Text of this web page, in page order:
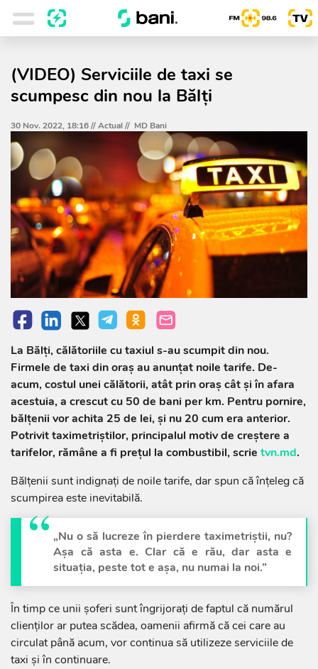
(VIDEO) Serviciile de taxi se
scumpesc din nou la Bălți
30 Nov. 2022, 18:16 //Actual// MD Bani
La Bălți, călătoriile cu taxiul s-au scumpit din nou.
Firmele de taxi din oraș au anunțat noile tarife. De-
acum, costul unei călătorii, atât prin oraș cât și în afara
acestuia, a crescut cu 50 de bani per km. Pentru pornire,
bălțenii vor achita 25 de lei, și nu 20 cum era anterior.
Potrivit taximetriștilor, principalul motiv de creștere a
tarifelor, rămâne a fi prețul la combustibil, scrie tvn.md.
Bălțenii sunt indignați de noile tarife, dar spun că înțeleg că
scumpirea este inevitabilă.
„Nu o să lucreze în pierdere taximetriștii, nu?
Așa că asta e. Clar că e rău, dar asta e
situația, peste tot e așa, nu numai la noi.”
În timp ce unii șoferi sunt îngrijoraţi de faptul că numărul
clienţilor ar putea scădea, oamenii afirmă că cei care au
circulat până acum, vor continua să utilizeze serviciile de
taxi și în continuare.